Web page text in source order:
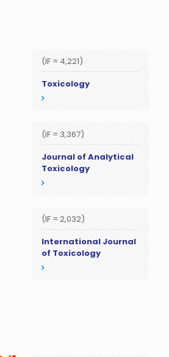
(IF = 4,221)
Toxicology
(IF = 3,367)
Journal of Analytical
Toxicology
(IF = 2,032)
International Journal
of Toxicology